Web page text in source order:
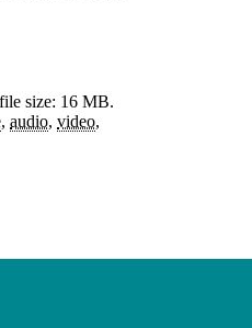
size: 16 MB.
, audio, video,